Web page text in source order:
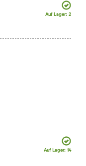
Auf Lager: 2
Auf Lager: 14